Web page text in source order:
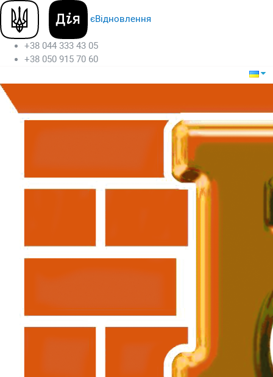
єВідновлення
+38 044 333 43 05
+38 050 915 70 60